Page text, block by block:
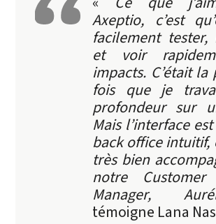
Axeptio, c’est
facilement tester,
et voir
impacts. C’était
fois que je
profondeur sur
Mais l’interface
back office intuitif,
très bien
notre Customer
Manager,
témoigne Lana